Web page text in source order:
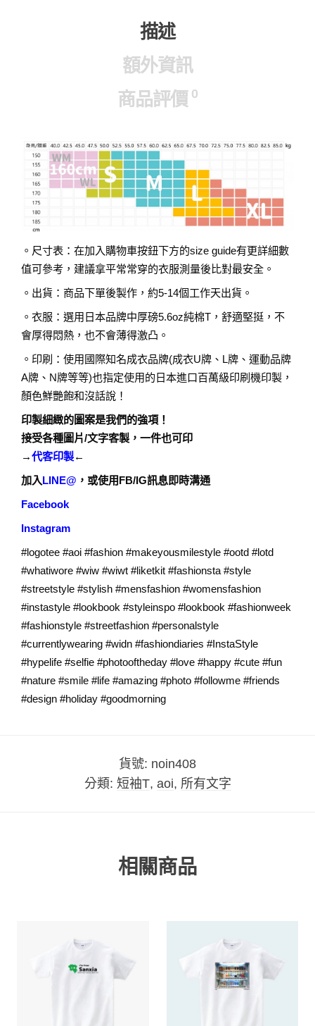
描述
額外資訊
商品評價 0
。尺寸表：在加入購物車按鈕下方的size guide有更詳細數
值可參考，建議拿平常常穿的衣服測量後比對最安全。
。出貨：商品下單後製作，約5-14個工作天出貨。
。衣服：選用日本品牌中厚磅5.6oz純棉T，舒適堅挺，不
會厚得悶熱，也不會薄得激凸。
。印刷：使用國際知名成衣品牌(成衣U牌、L牌、運動品牌
A牌、N牌等等)也指定使用的日本進口百萬級印刷機印製，
顏色鮮艷飽和沒話說！
印製細緻的圖案是我們的強項！
接受各種圖片/文字客製，一件也可印
→代客印製←
加入LINE@ ，或使用FB/IG訊息即時溝通
Facebook
Instagram
#logotee #aoi #fashion #makeyousmilestyle #ootd #lotd
#whatiwore #wiw #wiwt #liketkit #fashionsta #style
#streetstyle #stylish #mensfashion #womensfashion
#instastyle #lookbook #styleinspo #lookbook #fashionweek
#fashionstyle #streetfashion #personalstyle
#currentlywearing #widn #fashiondiaries #InstaStyle
#hypelife #selfie #photooftheday #love #happy #cute #fun
#nature #smile #life #amazing #photo #followme #friends
#design #holiday #goodmorning
貨號: noin408
分類: 短袖T, aoi, 所有文字
相關商品